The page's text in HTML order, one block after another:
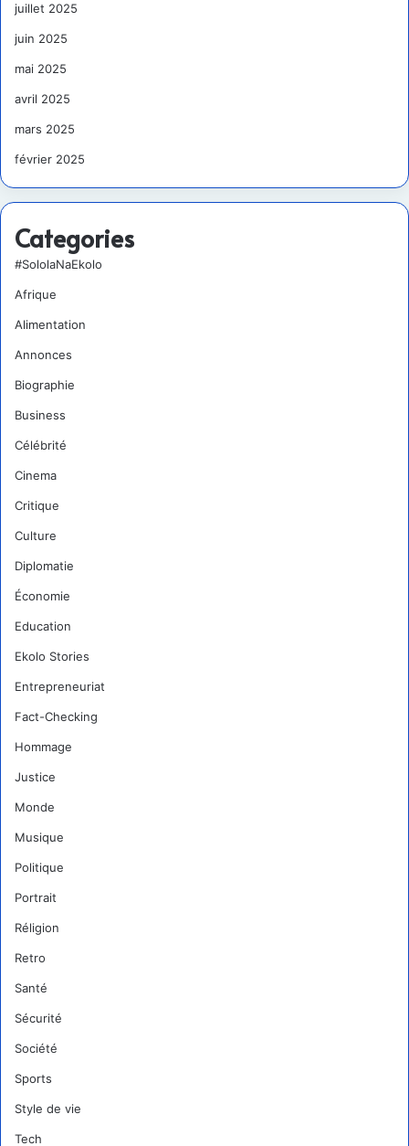
juillet 2025
juin 2025
mai 2025
avril 2025
mars 2025
février 2025
Categories
#SololaNaEkolo
Afrique
Alimentation
Annonces
Biographie
Business
Célébrité
Cinema
Critique
Culture
Diplomatie
Économie
Education
Ekolo Stories
Entrepreneuriat
Fact-Checking
Hommage
Justice
Monde
Musique
Politique
Portrait
Réligion
Retro
Santé
Sécurité
Société
Sports
Style de vie
Tech